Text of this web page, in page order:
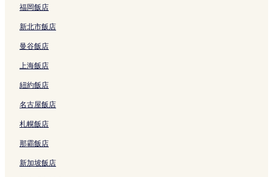
福岡飯店
新北市飯店
曼谷飯店
上海飯店
紐約飯店
名古屋飯店
札幌飯店
那霸飯店
新加坡飯店